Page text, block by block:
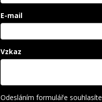
E-mail
Vzkaz
Odesláním formuláře souhlasíte